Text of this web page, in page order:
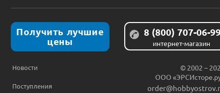
Получить лучшие
цены
8 (800) 707-06-
интернет-магазин
Новости
Поступления
© 2002 –
ООО